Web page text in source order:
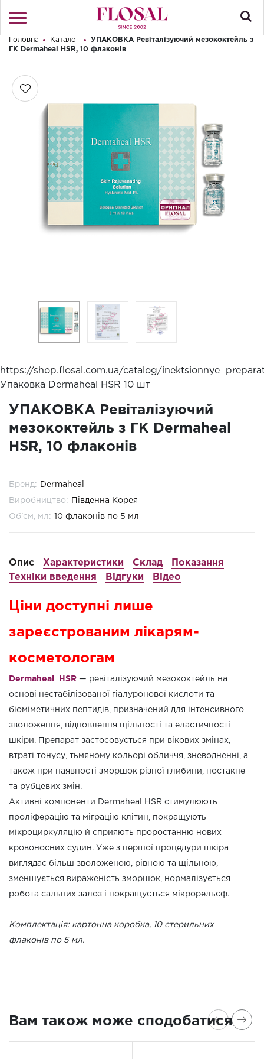
Увійти / Реєстрація
КАТАЛОГ
КОНТАКТИ
ДОСТАВКА І ОПЛАТА
БРЕНДИ
Привіт! Що Ви шукаєте?
Головна Каталог
УПАКОВКА Ревіталізуючий мезококтейль з
ГК Dermaheal HSR, 10 флаконів
https://shop.flosal.com.ua/catalog/
Упаковка Dermaheal HSR 10 шт
УПАКОВКА Ревіталізуючий
мезококтейль з ГК Dermaheal
HSR, 10 флаконів
Бренд: Dermaheal
Виробництво: Південна Корея
Об'єм, мл: 10 флаконів по 5 мл
Опис Характеристики Склад
Показання
Техніки введення
Відгуки Відео
Ціни доступні лише
зареєстрованим лікарям-
косметологам
Dermaheal HSR — ревіталізуючий мезококтейль на
основі нестабілізованої гіалуронової кислоти та
біоміметичних пептидів, призначений для інтенсивного
зволоження, відновлення щільності та еластичності
шкіри. Препарат застосовується при вікових змінах,
втраті тонусу, тьмяному кольорі обличчя, зневодненні, а
також при наявності зморшок різної глибини, постакне
та рубцевих змін.
Активні компоненти Dermaheal HSR стимулюють
проліферацію та міграцію клітин, покращують
мікроциркуляцію й сприяють проростанню нових
кровоносних судин. Уже з першої процедури шкіра
виглядає більш зволоженою, рівною та щільною,
зменшується вираженість зморшок, нормалізується
робота сальних залоз і покращується мікрорельєф.
Комплектація: картонна коробка, 10 стерильних
флаконів по 5 мл.
Вам також може сподобатися